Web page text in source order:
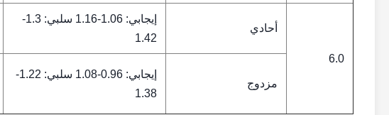
6.0
أحادي
إيجابي: 1.06-1.16 سلبي: 1.3-
1.42
مزدوج
إيجابي: 0.96-1.08 سلبي: 1.22-
1.38